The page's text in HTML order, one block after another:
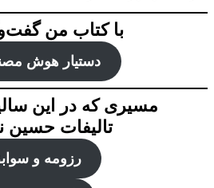
با کتاب من
دستیار هوش‌
مسیری که در این
تالیفات حسین
رزومه و